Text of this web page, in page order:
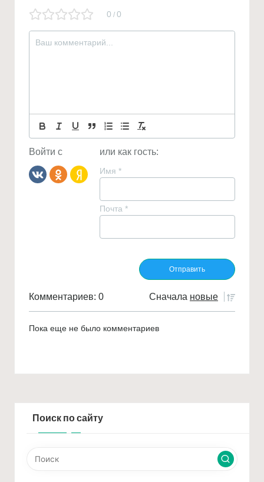
0 / 0
Войти с или как гость:
Имя *
Почта *
Комментариев: 0 Сначала новые
Пока еще не было комментариев
Поиск по сайту